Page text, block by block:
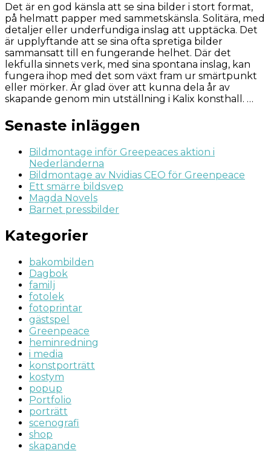
utanpå
hos
Kalix
konsthall
Det är en god känsla att se sina bilder i stort format,
på helmatt papper med sammetskänsla. Solitära, med
detaljer eller underfundiga inslag att upptäcka. Det
är upplyftande att se sina ofta spretiga bilder
sammansatt till en fungerande helhet. Där det
lekfulla sinnets verk, med sina spontana inslag, kan
fungera ihop med det som växt fram ur smärtpunkt
eller mörker. Är glad över att kunna dela år av
skapande genom min utställning i Kalix konsthall. …
Senaste inläggen
Bildmontage inför Greepeaces aktion i
Nederländerna
Bildmontage av Nvidias CEO för Greenpeace
Ett smärre bildsvep
Magda Novels
Barnet pressbilder
Kategorier
bakombilden
Dagbok
familj
fotolek
fotoprintar
gästspel
Greenpeace
heminredning
i media
konstporträtt
kostym
popup
Portfolio
porträtt
scenografi
shop
skapande